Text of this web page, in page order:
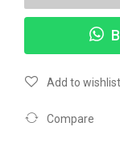
Add to wishlist
Compare